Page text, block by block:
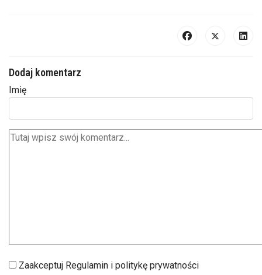
Dodaj komentarz
Imię
Zaakceptuj Regulamin i politykę prywatności